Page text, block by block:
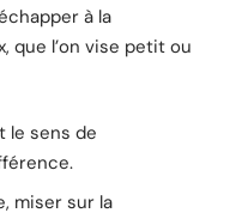
à la
que l’on vise petit ou
le sens de
miser sur la